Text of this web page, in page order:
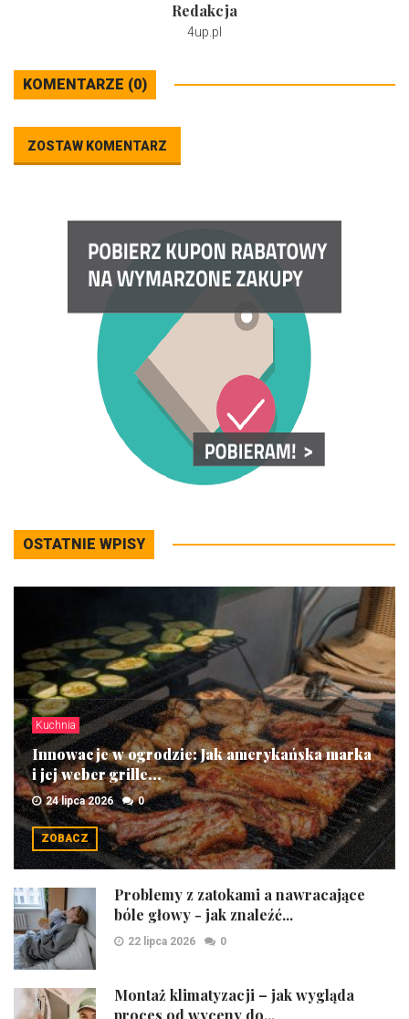
Redakcja
4up.pl
KOMENTARZE (0)
ZOSTAW KOMENTARZ
OSTATNIE WPISY
Kuchnia
Innowacje w ogrodzie: Jak amerykańska marka
i jej weber grille...
24 lipca 2026 0
ZOBACZ
Problemy z zatokami a nawracające
bóle głowy - jak znaleźć...
22 lipca 2026 0
Montaż klimatyzacji – jak wygląda
proces od wyceny do...